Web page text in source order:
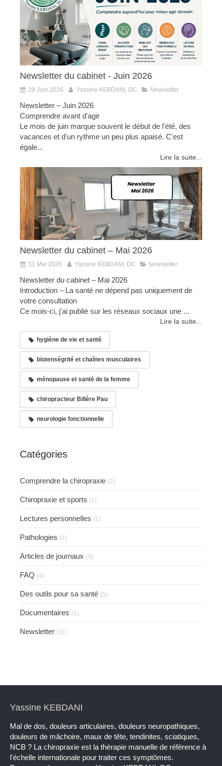
Newsletter du cabinet - Juin 2026
29 Juin 2026 Yassine KEBDANI, DC Newsletter
Newsletter – Juin 2026
Comprendre avant d'agir
Le mois de juin marque souvent le début de l'été, des
vacances et d'un rythme un peu plus apaisé. C'est
égale...
Lire la suite...
Newsletter du cabinet – Mai 2026
31 Mai 2026 Yassine KEBDANI, DC Newsletter
Newsletter du cabinet – Mai 2026
Introduction – La santé ne dépend pas uniquement de
votre consultation
Ce mois-ci, j'ai publié sur les réseaux sociaux une ...
Lire la suite...
hygiène de vie et santé
biotenségrité et chaînes musculaires
ménopause et santé de la femme
chiropracteur Billère Pau
neurologie fonctionnelle
Catégories
Comprendre la chiropraxie (2)
Chiropraxie et sports (1)
Lectures personnelles (1)
Pathologies (1)
Articles de journaux (3)
FAQ (4)
Des outils pour sa santé (5)
Documentaires (1)
Newsletter (11)
Yassine KEBDANI
Mal de dos, douleurs articulaires, douleurs neuropathiques,
douleurs de mâchoire, maux de tête, tendinites, sciatiques,
NCB ? La chiropraxie est la thérapie manuelle de référence à
l'échelle internationale pour traiter ces symptômes.